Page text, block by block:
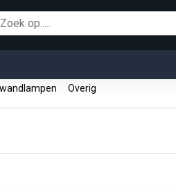
wandlampen Overig